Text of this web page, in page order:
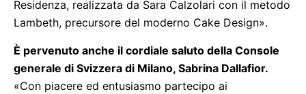
Residenza, realizzata da Sara Calzolari con il metodo
Lambeth, precursore del moderno Cake Design».
È pervenuto anche il cordiale saluto della Console
generale di Svizzera di Milano, Sabrina Dallafior.
«Con piacere ed entusiasmo partecipo ai